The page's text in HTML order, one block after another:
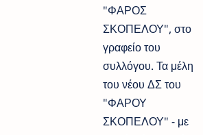
"ΦΑΡΟΣ
ΣΚΟΠΕΛΟΥ", στο
γραφείο του
συλλόγου. Τα μέλη
του νέου ΔΣ του
"ΦΑΡΟΥ
ΣΚΟΠΕΛΟΥ" - με